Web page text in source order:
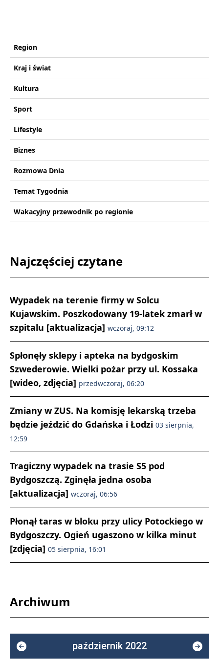
Region
Kraj i świat
Kultura
Sport
Lifestyle
Biznes
Rozmowa Dnia
Temat Tygodnia
Wakacyjny przewodnik po regionie
Najczęściej czytane
Wypadek na terenie firmy w Solcu
Kujawskim. Poszkodowany 19-latek zmarł w
szpitalu [aktualizacja] wczoraj, 09:12
Spłonęły sklepy i apteka na bydgoskim
Szwederowie. Wielki pożar przy ul. Kossaka
[wideo, zdjęcia] przedwczoraj, 06:20
Zmiany w ZUS. Na komisję lekarską trzeba
będzie jeździć do Gdańska i Łodzi 03 sierpnia,
12:59
Tragiczny wypadek na trasie S5 pod
Bydgoszczą. Zginęła jedna osoba
[aktualizacja] wczoraj, 06:56
Płonął taras w bloku przy ulicy Potockiego w
Bydgoszczy. Ogień ugaszono w kilka minut
[zdjęcia] 05 sierpnia, 16:01
Archiwum
październik 2022